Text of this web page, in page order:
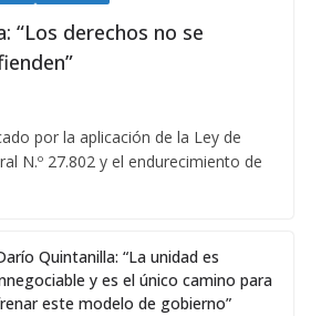
“Los derechos no se
por la aplicación de la Ley de
N.º 27.802 y el endurecimiento de
Quintanilla: “La unidad es
y es el único camino para
este modelo de gobierno”